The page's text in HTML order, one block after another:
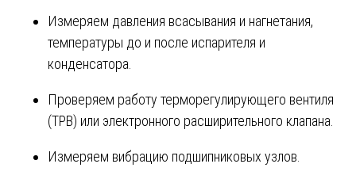
Измеряем давления всасывания и нагнетания,
температуры до и после испарителя и
конденсатора.
Проверяем работу терморегулирующего вентиля
(ТРВ) или электронного расширительного клапана.
Измеряем вибрацию подшипниковых узлов.